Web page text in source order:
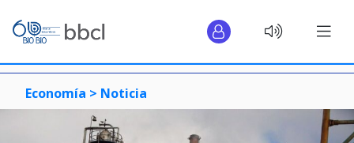
Economía > Noticia